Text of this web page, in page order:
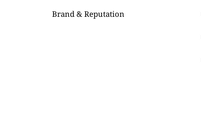
Brand & Reputation